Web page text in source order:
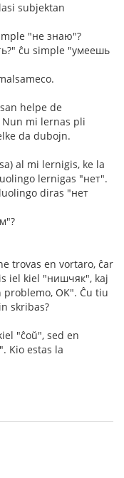
subjektan
"не знаю"?
ĉu simple "умеешь
helpe de
mi lernas pli
da dubojn.
al mi lernigis, ke la
lernigas "нет".
diras "нет
trovas en vortaro, ĉar
iel kiel "нишчяк", kaj
OK". Ĉu tiu
skribas?
"ĉoŭ", sed en
Kio estas la